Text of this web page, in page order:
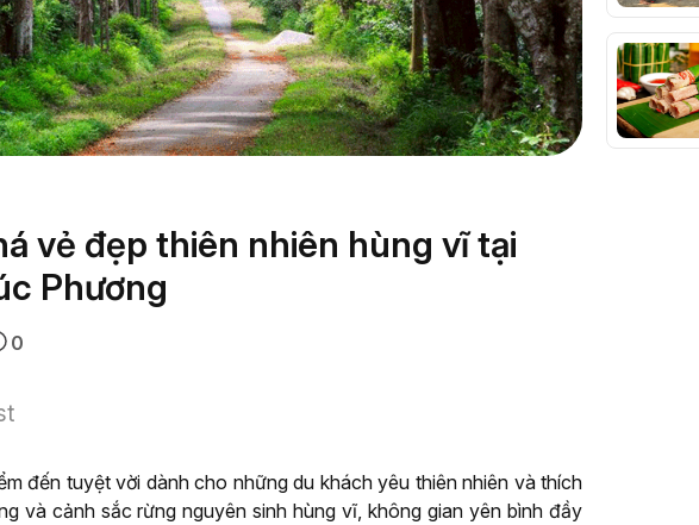
vẻ đẹp thiên nhiên hùng vĩ tại
Phương
0
đến tuyệt vời dành cho những du khách yêu thiên nhiên và thích
và cảnh sắc rừng nguyên sinh hùng vĩ, không gian yên bình đầy